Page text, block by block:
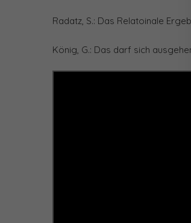
Radatz, S.: Das Relatoinale
König, G.: Das darf sich